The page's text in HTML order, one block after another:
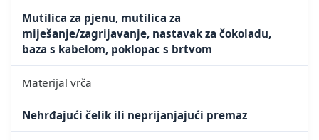
Mutilica za pjenu, mutilica za
miješanje/zagrijavanje, nastavak za čokoladu,
baza s kabelom, poklopac s brtvom
Materijal vrča
Nehrđajući čelik ili neprijanjajući premaz